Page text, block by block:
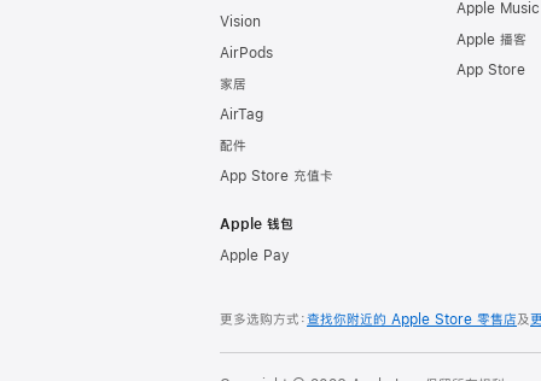
Vision
AirPods
家居
AirTag
配件
App Store 充值卡
Apple 钱包
Apple Pay
Apple Music
Apple 播客
App Store
更多选购方式：查找你附近的 Apple Store 零售店及